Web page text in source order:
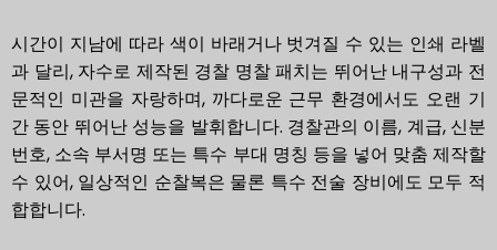
시간이 지남에 따라 색이 바래거나 벗겨질 수 있는 인쇄 라벨
과 달리, 자수로 제작된 경찰 명찰 패치는 뛰어난 내구성과 전
문적인 미관을 자랑하며, 까다로운 근무 환경에서도 오랜 기
간 동안 뛰어난 성능을 발휘합니다. 경찰관의 이름, 계급, 신분
번호, 소속 부서명 또는 특수 부대 명칭 등을 넣어 맞춤 제작할
수 있어, 일상적인 순찰복은 물론 특수 전술 장비에도 모두 적
합합니다.